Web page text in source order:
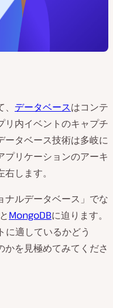
データベースはコンテ
リ内イベントのキャプチ
ータベース技術は多岐に
プリケーションのアーキ
します。
ナルデータベース」でな
MongoDBに迫ります。
に適しているかどう
を見極めてみてくださ